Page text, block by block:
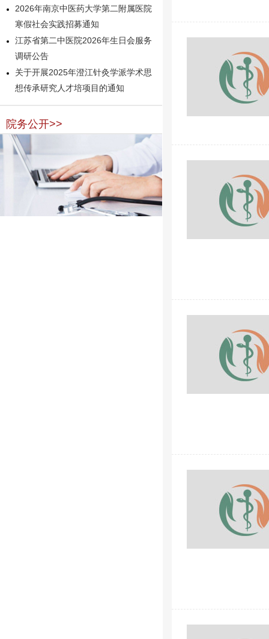
2026年南京中医药大学第二附属医院
寒假社会实践招募通知
江苏省第二中医院2026年生日会服务
调研公告
关于开展2025年澄江针灸学派学术思
想传承研究人才培项目的通知
院务公开>>